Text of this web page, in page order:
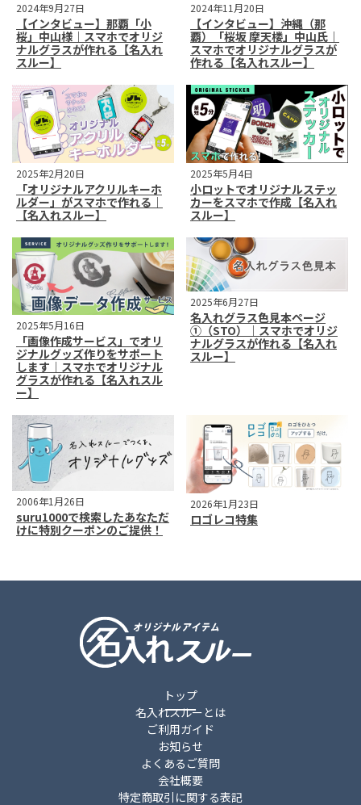
2024年9月27日
【インタビュー】那覇「小
桜」中山様｜スマホでオリジ
ナルグラスが作れる【名入れ
スルー】
2024年11月20日
【インタビュー】沖縄（那
覇）「桜坂 摩天楼」中山氏｜
スマホでオリジナルグラスが
作れる【名入れスルー】
2025年2月20日
「オリジナルアクリルキーホ
ルダー」がスマホで作れる｜
【名入れスルー】
2025年5月4日
小ロットでオリジナルステッ
カーをスマホで作成【名入れ
スルー】
2025年5月16日
「画像作成サービス」でオリ
ジナルグッズ作りをサポート
します｜スマホでオリジナル
グラスが作れる【名入れスル
ー】
2025年6月27日
名入れグラス色見本ページ
①（STO）｜スマホでオリジ
ナルグラスが作れる【名入れ
スルー】
2006年1月26日
suru1000で検索したあなただ
けに特別クーポンのご提供！
2026年1月23日
ロゴレコ特集
トップ
名入れスルーとは
ご利用ガイド
お知らせ
よくあるご質問
会社概要
特定商取引に関する表記